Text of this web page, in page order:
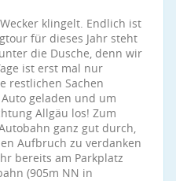
klingelt. Endlich ist
für dieses Jahr steht
die Dusche, denn wir
ist erst mal nur
restlichen Sachen
geladen und um
Allgäu los! Zum
ganz gut durch,
Aufbruch zu verdanken
bereits am Parkplatz
(905m NN in